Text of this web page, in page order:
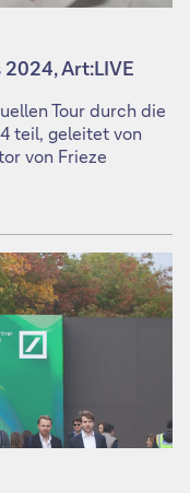
Art:LIVE
Tour durch die
teil, geleitet von
von Frieze